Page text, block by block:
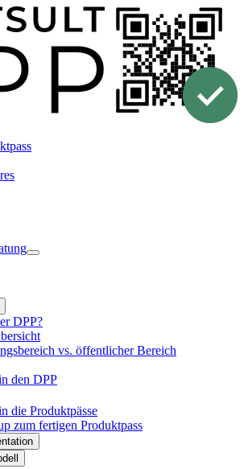
DPP?
vs. öffentlicher Bereich
den DPP
die Produktpässe
zum fertigen Produktpass